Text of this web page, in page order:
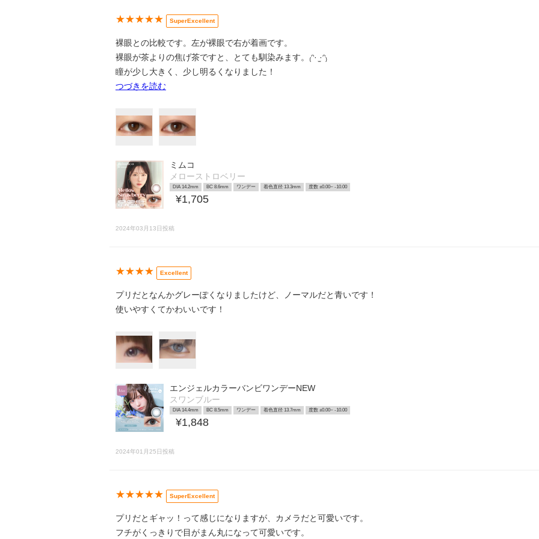
★★★★★ SuperExcellent
裸眼との比較です。左が裸眼で右が着画です。
裸眼が茶よりの焦げ茶ですと、とても馴染みます。₍ᵔ· ̫·ᵔ₎
瞳が少し大きく、少し明るくなりました！
つづきを読む
ミムコ
メローストロベリー
DIA 14.2mm BC 8.6mm ワンデー 着色直径 13.3mm 度数 ±0.00~ -10.00
¥1,705
2024年03月13日投稿
★★★★ Excellent
プリだとなんかグレーぽくなりましたけど、ノーマルだと青いです！
使いやすくてかわいいです！
エンジェルカラーバンビワンデーNEW
スワンブルー
DIA 14.4mm BC 8.5mm ワンデー 着色直径 13.7mm 度数 ±0.00~ -10.00
¥1,848
2024年01月25日投稿
★★★★★ SuperExcellent
プリだとギャッ！って感じになりますが、カメラだと可愛いです。
フチがくっきりで目がまん丸になって可愛いです。